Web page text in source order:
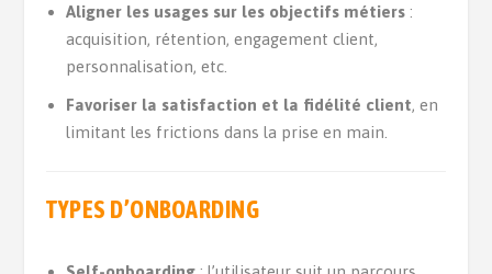
Aligner les usages sur les objectifs métiers:
acquisition, rétention, engagement client,
personnalisation, etc.
Favoriser la satisfaction et la fidélité client, en
limitant les frictions dans la prise en main.
TYPES D’ONBOARDING